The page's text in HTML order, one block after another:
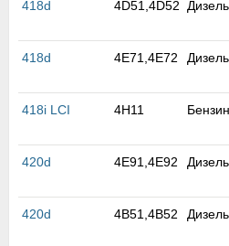
418d 4D51,4D52 Дизель
418d 4E71,4E72 Дизель
418i LCI 4H11
420d 4E91,4E92 Дизель
420d 4B51,4B52 Дизель